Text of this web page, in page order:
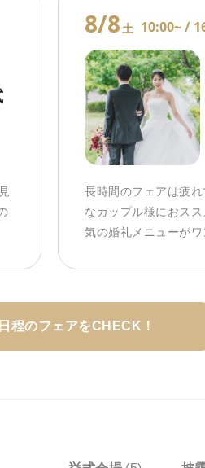
8/8土 10:00~ /
長時間のフェアは疲
なカップル様におス
気の婚礼メニューが
程のフェアをCHECK！